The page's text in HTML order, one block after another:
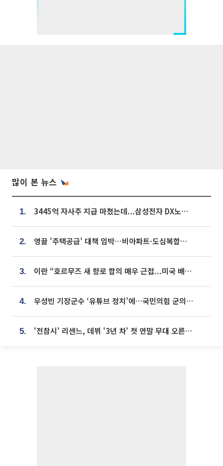
많이 본 뉴스
1. 3445억 자사주 지급 마쳤는데...삼성전자 DX노조, 뒤늦은 '떼쓰기 집회'
2. 영끌 '주택공급' 대책 임박⋯비아파트·도심복합까지 총동원
3. 이란 “호르무즈 새 항로 합의 매우 근접...미국 배상 먼저”
4. 우성빈 기장군수 ‘유튜브 정치’에…국민의힘 군의원들 집단 반발
5. '전참시' 리센느, 데뷔 '3년 차' 첫 연말 무대 오른다⋯"그동안 섭외 안 와"